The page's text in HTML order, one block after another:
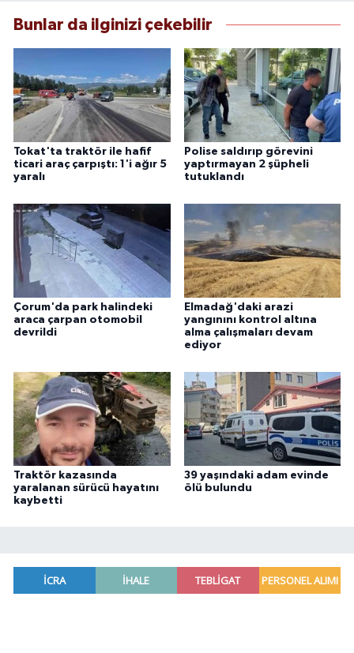
Bunlar da ilginizi çekebilir
Tokat'ta traktör ile hafif
ticari araç çarpıştı: 1'i ağır 5
yaralı
Polise saldırıp görevini
yaptırmayan 2 şüpheli
tutuklandı
Çorum'da park halindeki
araca çarpan otomobil
devrildi
Elmadağ'daki arazi
yangınını kontrol altına
alma çalışmaları devam
ediyor
Traktör kazasında
yaralanan sürücü hayatını
kaybetti
39 yaşındaki adam evinde
ölü bulundu